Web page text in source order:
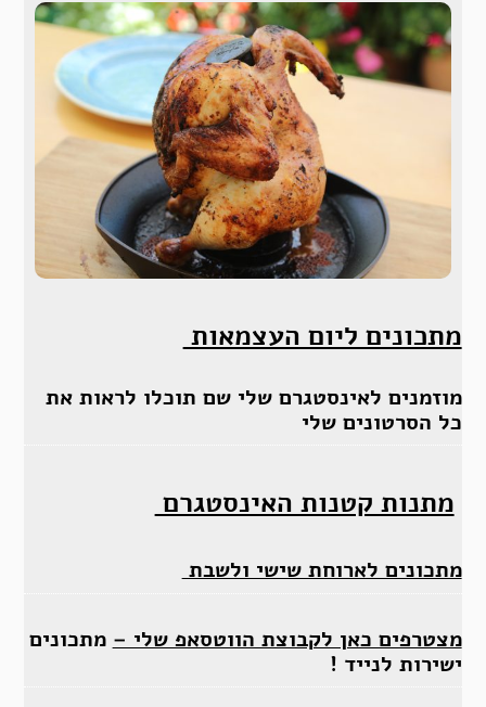
מתכונים ליום העצמאות
מוזמנים לאינסטגרם שלי שם תוכלו לראות את
כל הסרטונים שלי
מתנות קטנות האינסטגרם
מתכונים לארוחת שישי ולשבת
מצטרפים כאן לקבוצת הווטסאפ שלי – מתכונים
ישירות לנייד !